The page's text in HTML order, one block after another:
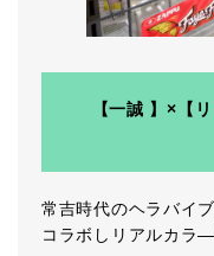
【一誠 】×【
常吉時代のヘラバイ
コラボしリアルカラ